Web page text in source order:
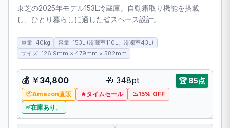
東芝の2025年モデル153L冷蔵庫。自動霜取り機能を搭載
し、ひとり暮らしに適した省スペース設計。
重量: 40kg
容量: 153L (冷蔵室110L、冷凍室43L)
サイズ: 126.9mm × 479mm × 582mm
💰 ￥34,800 🎁 348pt 🏆 85点
Amazon直販 タイムセール
15% OFF
在庫あり。